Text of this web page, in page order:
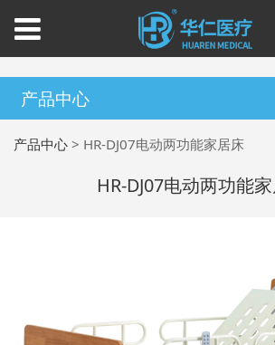
产品中心
产品中心 > HR-DJ07电动两功能家居床
HR-DJ07电动两功能